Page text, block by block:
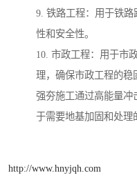
9. 铁路工程：用于铁
性和安全性。
10. 市政工程：用于市
理，确保市政工程的稳
强夯施工通过高能量冲
于需要地基加固和处理
http://www.hnyjqh.com